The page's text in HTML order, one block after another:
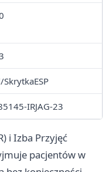
IRJAG-23
i Izba Przyjęć
pacjentów w